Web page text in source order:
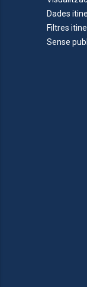
Dades
Filtres
Sense